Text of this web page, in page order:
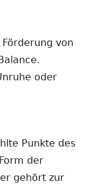
von
oder
Punkte des
der
gehört zur